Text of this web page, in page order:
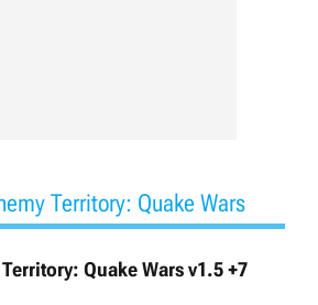
Territory: Quake Wars
Quake Wars v1.5 +7